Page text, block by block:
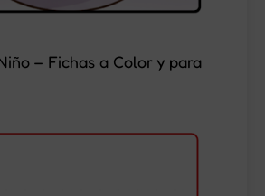
– Fichas a Color y para